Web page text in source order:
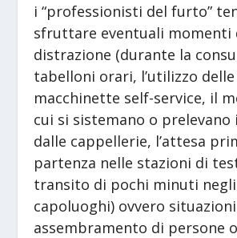
i “professionisti del furto”
sfruttare eventuali momenti
distrazione (durante la
tabelloni orari, l’utilizzo delle
macchinette self-service, il
cui si sistemano o prelevano
dalle cappellerie, l’attesa
partenza nelle stazioni di
transito di pochi minuti negli
capoluoghi) ovvero
assembramento di persone